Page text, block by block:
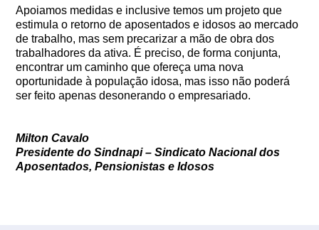
Apoiamos medidas e inclusive temos um projeto que
estimula o retorno de aposentados e idosos ao mercado
de trabalho, mas sem precarizar a mão de obra dos
trabalhadores da ativa. É preciso, de forma conjunta,
encontrar um caminho que ofereça uma nova
oportunidade à população idosa, mas isso não poderá
ser feito apenas desonerando o empresariado.
Milton Cavalo
Presidente do Sindnapi – Sindicato Nacional dos
Aposentados, Pensionistas e Idosos